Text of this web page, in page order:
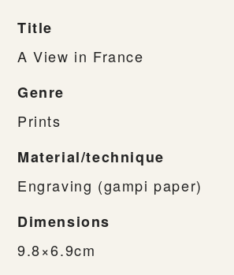
Title
A View in France
Genre
Prints
Material/technique
Engraving (gampi paper)
Dimensions
9.8×6.9cm